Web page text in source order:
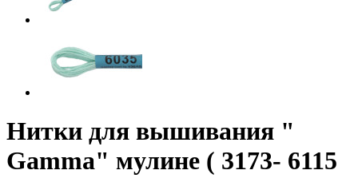
Нитки для вышивания "
Gamma" мулине ( 3173- 6115